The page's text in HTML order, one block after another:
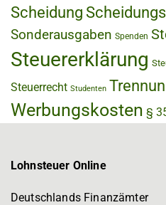
Scheidung
Sonderausgaben Spenden
Steuererklärung
Steuerrecht Studenten
Werbungskosten §
Lohnsteuer Online
Deutschlands Finanzämter